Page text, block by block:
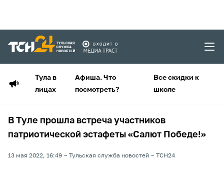
Тула в
лицах
Афиша. Что
посмотреть?
Все скидки к
школе
В Туле прошла встреча участников
патриотической эстафеты «Салют Победе!»
13 мая 2022, 16:49 Тульская служба новостей ТСН24